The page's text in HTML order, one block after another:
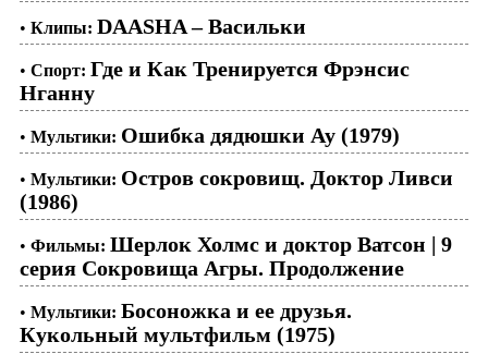
• Клипы: DAASHA – Васильки
• Спорт: Где и Как Тренируется Фрэнсис
Нганну
• Мультики: Ошибка дядюшки Ау (1979)
• Мультики: Остров сокровищ. Доктор Ливси
(1986)
• Фильмы: Шерлок Холмс и доктор Ватсон | 9
серия Сокровища Агры. Продолжение
• Мультики: Босоножка и ее друзья.
Кукольный мультфильм (1975)